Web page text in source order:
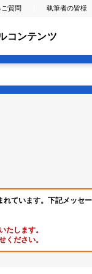
ご質問 執筆者の皆様
コンテンツ
ています。下記メッセ
たします。
ください。